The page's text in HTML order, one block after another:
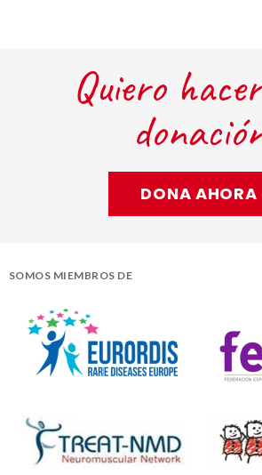
Quiero
DONA AHORA
SOMOS MIEMBROS DE